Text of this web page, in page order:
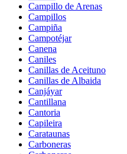
Campillo de Arenas
Campillos
Campiña
Campotéjar
Canena
Caniles
Canillas de Aceituno
Canillas de Albaida
Canjáyar
Cantillana
Cantoria
Capileira
Carataunas
Carboneras